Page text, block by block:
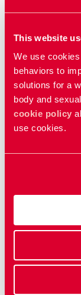
This website
We use
behaviors to
solutions for a
body and
cookie policy
use cookies.
Filmy